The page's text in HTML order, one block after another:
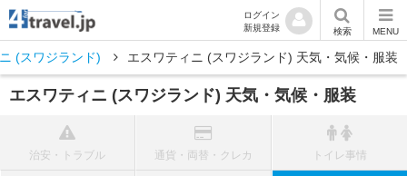
ログイン
新規登録
検索 MENU
(スワジランド) エスワティニ (スワジランド) 天気・気候・服装
エスワティニ (スワジランド) 天気・気候・服装
治安・トラブル 通貨・両替・クレカ トイレ事情